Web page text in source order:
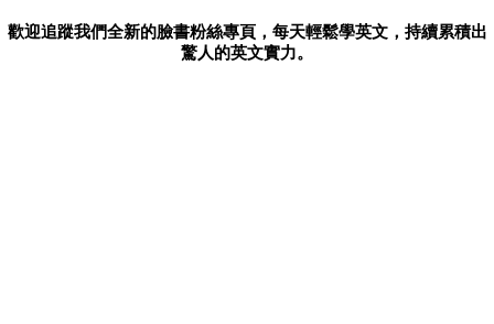
歡迎追蹤我們全新的臉書粉絲專頁，每天輕鬆學英文，持續累積出
驚人的英文實力。